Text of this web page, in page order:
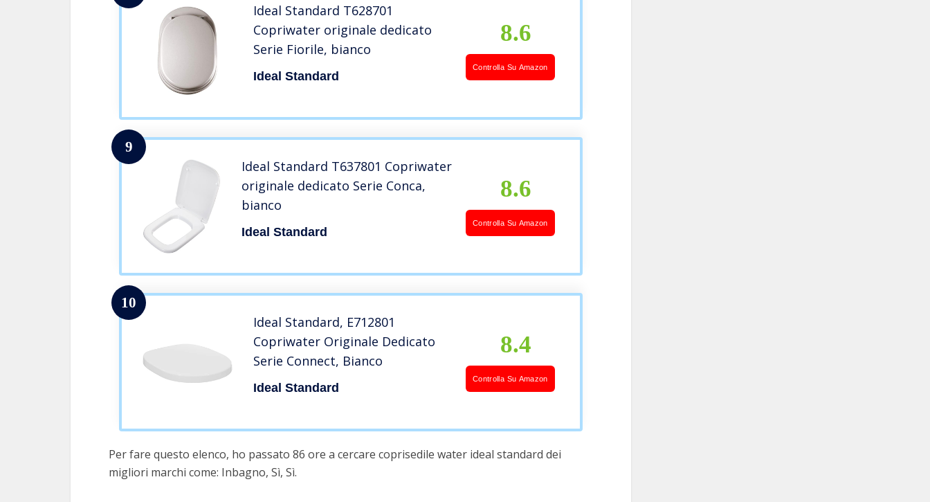
Ideal Standard T628701
Copriwater originale dedicato
Serie Fiorile, bianco
Ideal Standard
8.6
Controlla Su Amazon
9
Ideal Standard T637801 Copriwater
originale dedicato Serie Conca,
bianco
Ideal Standard
8.6
Controlla Su Amazon
10
Ideal Standard, E712801
Copriwater Originale Dedicato
Serie Connect, Bianco
Ideal Standard
8.4
Controlla Su Amazon
Per fare questo elenco, ho passato 86 ore a cercare coprisedile water ideal standard dei
migliori marchi come: Inbagno, Sì, Sì.